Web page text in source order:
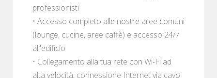
professionisti
• Accesso completo alle nostre aree comuni
(lounge, cucine, aree caffè) e accesso 24/7
all'edificio
• Collegamento alla tua rete con Wi-Fi ad
alta velocità, connessione Internet via cavo